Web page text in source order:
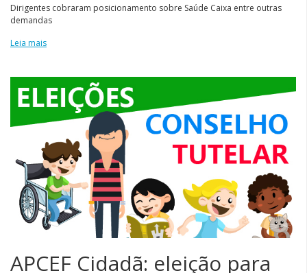
Dirigentes cobraram posicionamento sobre Saúde Caixa entre outras
demandas
Leia mais
APCEF Cidadã: eleição para